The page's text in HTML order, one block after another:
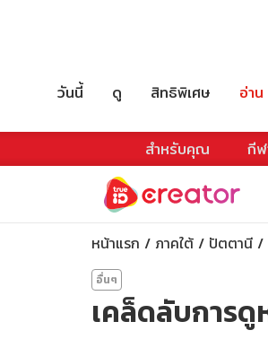
วันนี้ ดู สิทธิพิเศษ อ่าน
สำหรับคุณ กีฬ
หน้าแรก ภาคใต้ ปัตตานี
อื่นๆ
เคล็ดลับการ